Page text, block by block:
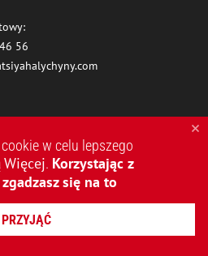
56
– UKRAIŃSKA MARKA
ODZIEŻOWA
REDSTONE
w celu lepszego
Więcej. Korzystając z
się na to
PRZYJĄĆ